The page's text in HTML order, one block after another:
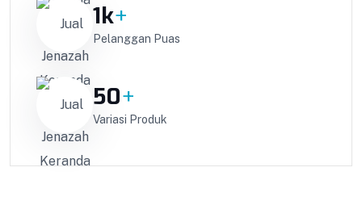
1k+
Pelanggan Puas
50+
Variasi Produk